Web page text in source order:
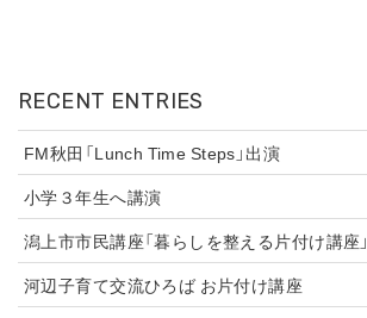
RECENT ENTRIES
FM秋田「Lunch Time Steps」出演
小学３年生へ講演
潟上市市民講座「暮らしを整える片付け講座」
河辺子育て交流ひろば お片付け講座